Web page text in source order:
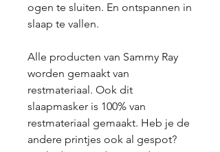
ogen te sluiten. En ontspannen in
slaap te vallen.
Alle producten van Sammy Ray
worden gemaakt van
restmateriaal. Ook dit
slaapmasker is 100% van
restmateriaal gemaakt. Heb je de
andere printjes ook al gespot?